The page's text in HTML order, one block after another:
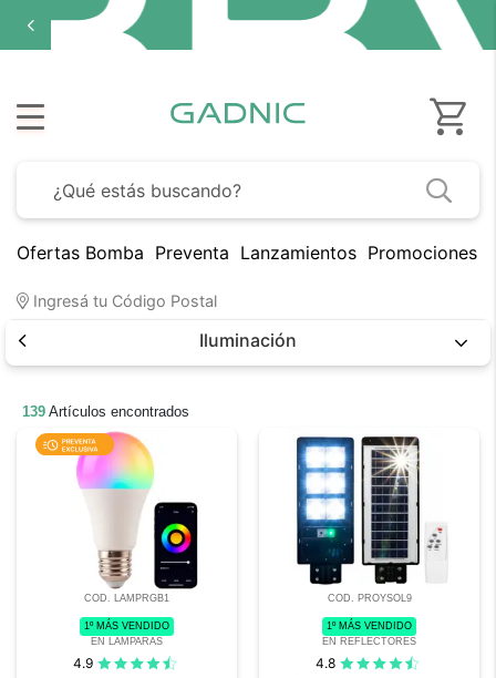
Ofertas Bomba Preventa Lanzamientos Promociones
Ingresá tu Código Postal
Iluminación
139 Artículos encontrados
COD. LAMPRGB1
1º MÁS VENDIDO
EN LAMPARAS
4.9
COD. PROYSOL9
1º MÁS VENDIDO
EN REFLECTORES
4.8